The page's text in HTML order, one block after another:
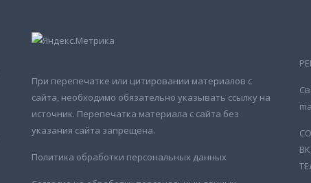
При перепечатке или цитировании материалов с
сайта, необходимо обязательно указывать ссылку на
источник. Перепечатка материала с сайта без
указания сайта запрещена.
Политика обработки персональных данных